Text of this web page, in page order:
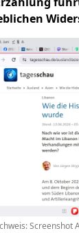
Screenshot